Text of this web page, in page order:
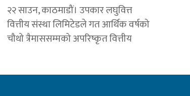
२२ साउन, काठमाडौं। उपकार लघुवित्त
वित्तीय संस्था लिमिटेडले गत आर्थिक वर्षको
चौथो त्रैमाससम्मको अपरिष्कृत वित्तीय